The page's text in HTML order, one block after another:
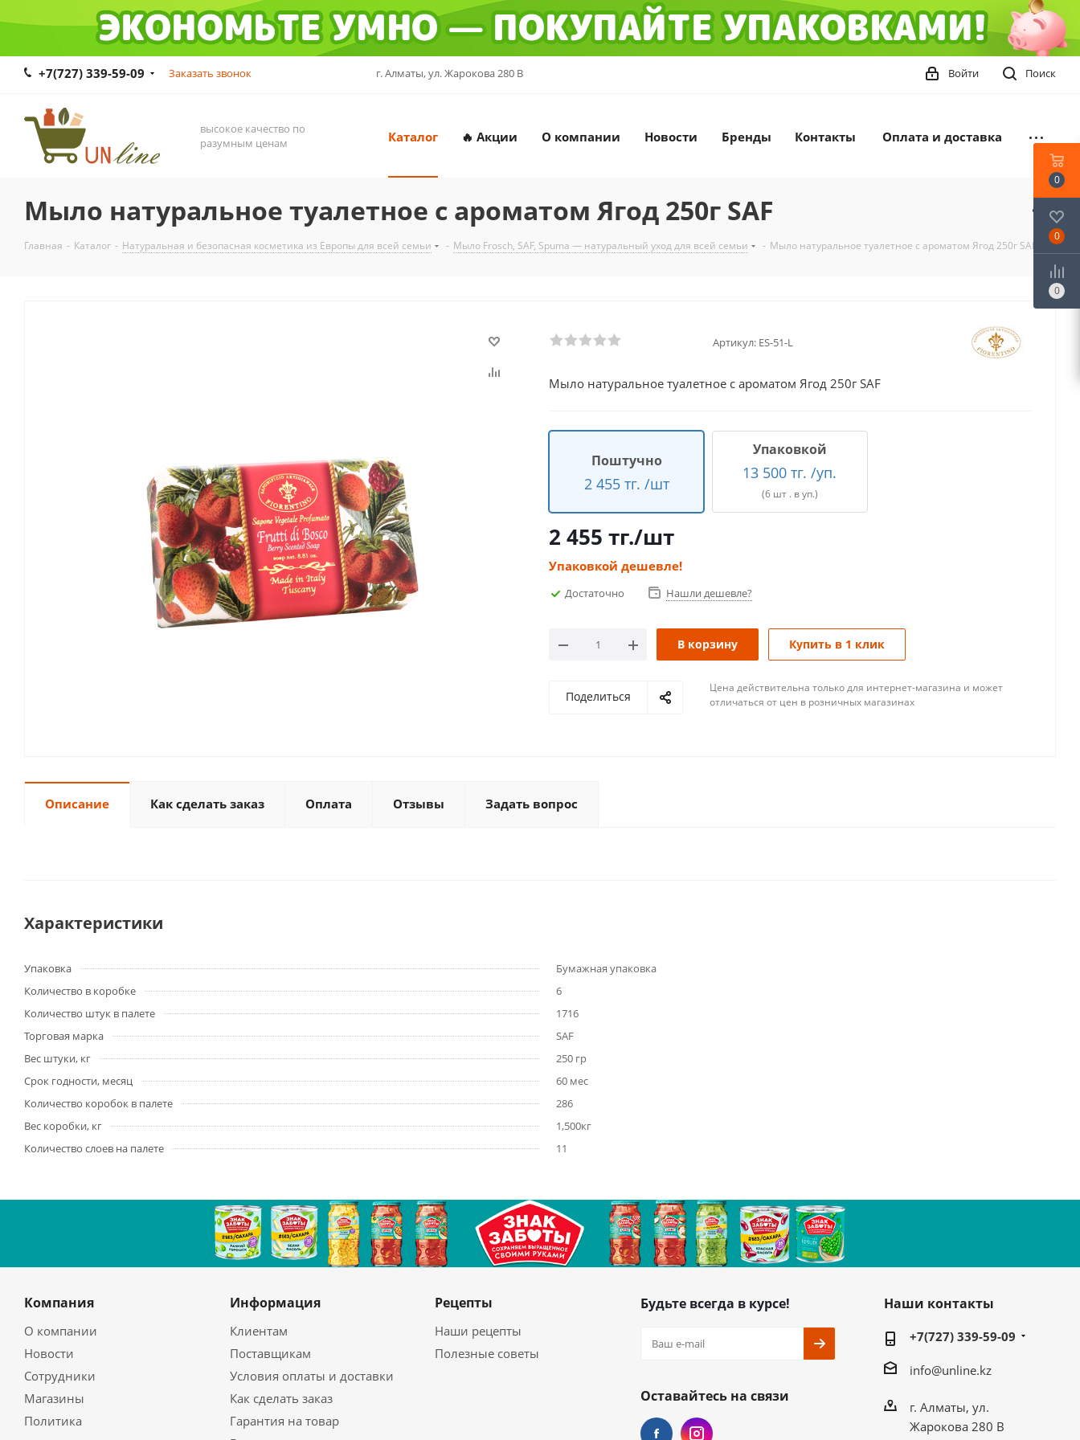
+7(727) 339-59-09 Заказать звонок г. Алматы, ул. Жарокова 280 В Поиск
Войти
высокое качество по
разумным ценам
Каталог 🔥 Акции О компании Новости Бренды Контакты Оплата и доставка
Мыло натуральное туалетное с ароматом Ягод 250г SAF
Главная - Каталог - Натуральная и безопасная косметика из Европы для всей семьи - Мыло Frosch, SAF, Spuma — натуральный уход для всей семьи - Мыло натуральное туалетное с ароматом Ягод 250г SAF
Артикул: ES-51-L
Мыло натуральное туалетное с ароматом Ягод 250г SAF
Поштучно
2 455 тг. /шт
Упаковкой
13 500 тг. /уп.
(6 шт . в уп.)
2 455 тг./шт
Упаковкой дешевле!
Достаточно Нашли дешевле?
В корзину Купить в 1 клик
Поделиться
Цена действительна только для интернет-магазина и может
отличаться от цен в розничных магазинах
Описание Как сделать заказ Оплата Отзывы Задать вопрос
Характеристики
Упаковка
Бумажная упаковка
Количество в коробке
6
Количество штук в палете
1716
Торговая марка
SAF
Вес штуки, кг
250 гр
Срок годности, месяц
60 мес
Количество коробок в палете
286
Вес коробки, кг
1,500кг
Количество слоев на палете
11
Компания
О компании
Новости
Сотрудники
Магазины
Политика
Информация
Клиентам
Поставщикам
Условия оплаты и доставки
Как сделать заказ
Гарантия на товар
Рецепты
Наши рецепты
Полезные советы
Будьте всегда в курсе!
Оставайтесь на связи
Наши контакты
+7(727) 339-59-09
info@unline.kz
г. Алматы, ул.
Жарокова 280 В
0
0
0